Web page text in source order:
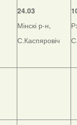
24.03
Мінскі р-н,
С.Каспяровіч